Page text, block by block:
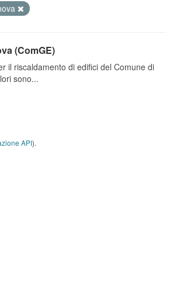
(ComGE)
il riscaldamento di edifici del Comune di
sono...
API).